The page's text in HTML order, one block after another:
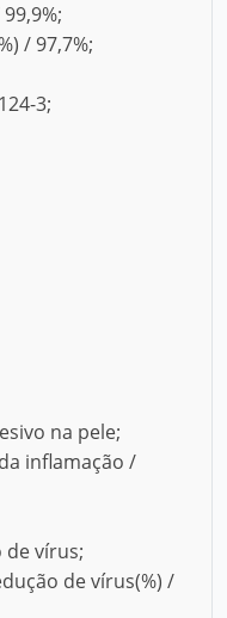
/ 97,7%;
3;
na pele;
inflamação /
vírus;
de vírus(%) /